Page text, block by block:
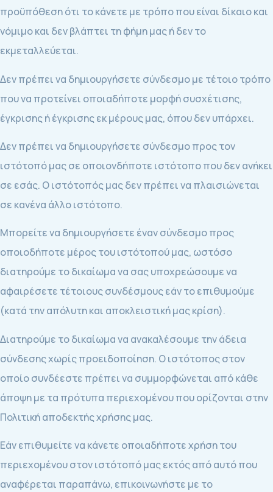
προϋπόθεση ότι το κάνετε με τρόπο που είναι δίκαιο και
νόμιμο και δεν βλάπτει τη φήμη μας ή δεν το
εκμεταλλεύεται.
Δεν πρέπει να δημιουργήσετε σύνδεσμο με τέτοιο τρόπο
που να προτείνει οποιαδήποτε μορφή συσχέτισης,
έγκρισης ή έγκρισης εκ μέρους μας, όπου δεν υπάρχει.
Δεν πρέπει να δημιουργήσετε σύνδεσμο προς τον
ιστότοπό μας σε οποιονδήποτε ιστότοπο που δεν ανήκει
σε εσάς. Ο ιστότοπός μας δεν πρέπει να πλαισιώνεται
σε κανένα άλλο ιστότοπο.
Μπορείτε να δημιουργήσετε έναν σύνδεσμο προς
οποιοδήποτε μέρος του ιστότοπού μας, ωστόσο
διατηρούμε το δικαίωμα να σας υποχρεώσουμε να
αφαιρέσετε τέτοιους συνδέσμους εάν το επιθυμούμε
(κατά την απόλυτη και αποκλειστική μας κρίση).
Διατηρούμε το δικαίωμα να ανακαλέσουμε την άδεια
σύνδεσης χωρίς προειδοποίηση. Ο ιστότοπος στον
οποίο συνδέεστε πρέπει να συμμορφώνεται από κάθε
άποψη με τα πρότυπα περιεχομένου που ορίζονται στην
Πολιτική αποδεκτής χρήσης μας.
Εάν επιθυμείτε να κάνετε οποιαδήποτε χρήση του
περιεχομένου στον ιστότοπό μας εκτός από αυτό που
αναφέρεται παραπάνω, επικοινωνήστε με το